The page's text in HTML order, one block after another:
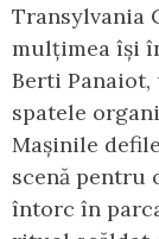
Transylvania
mulțimea își
Berti
spatele
Mașinile
scenă pentru
întorc în